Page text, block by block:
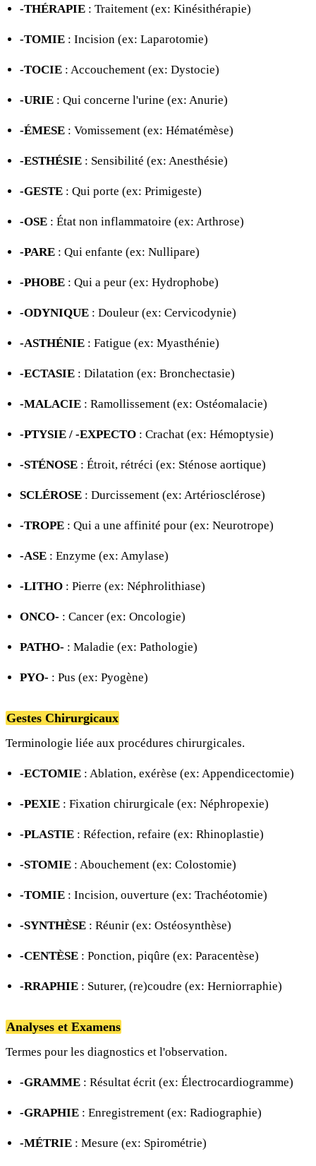
-THÉRAPIE : Traitement (ex: Kinésithérapie)
-TOMIE : Incision (ex: Laparotomie)
-TOCIE : Accouchement (ex: Dystocie)
-URIE : Qui concerne l'urine (ex: Anurie)
-ÉMESE : Vomissement (ex: Hématémèse)
-ESTHÉSIE : Sensibilité (ex: Anesthésie)
-GESTE : Qui porte (ex: Primigeste)
-OSE : État non inflammatoire (ex: Arthrose)
-PARE : Qui enfante (ex: Nullipare)
-PHOBE : Qui a peur (ex: Hydrophobe)
-ODYNIQUE : Douleur (ex: Cervicodynie)
-ASTHÉNIE : Fatigue (ex: Myasthénie)
-ECTASIE : Dilatation (ex: Bronchectasie)
-MALACIE : Ramollissement (ex: Ostéomalacie)
-PTYSIE / -EXPECTO : Crachat (ex: Hémoptysie)
-STÉNOSE : Étroit, rétréci (ex: Sténose aortique)
SCLÉROSE : Durcissement (ex: Artériosclérose)
-TROPE : Qui a une affinité pour (ex: Neurotrope)
-ASE : Enzyme (ex: Amylase)
-LITHO : Pierre (ex: Néphrolithiase)
ONCO- : Cancer (ex: Oncologie)
PATHO- : Maladie (ex: Pathologie)
PYO- : Pus (ex: Pyogène)
Gestes Chirurgicaux
Terminologie liée aux procédures chirurgicales.
-ECTOMIE : Ablation, exérèse (ex: Appendicectomie)
-PEXIE : Fixation chirurgicale (ex: Néphropexie)
-PLASTIE : Réfection, refaire (ex: Rhinoplastie)
-STOMIE : Abouchement (ex: Colostomie)
-TOMIE : Incision, ouverture (ex: Trachéotomie)
-SYNTHÈSE : Réunir (ex: Ostéosynthèse)
-CENTÈSE : Ponction, piqûre (ex: Paracentèse)
-RRAPHIE : Suturer, (re)coudre (ex: Herniorraphie)
Analyses et Examens
Termes pour les diagnostics et l'observation.
-GRAMME : Résultat écrit (ex: Électrocardiogramme)
-GRAPHIE : Enregistrement (ex: Radiographie)
-MÉTRIE : Mesure (ex: Spirométrie)